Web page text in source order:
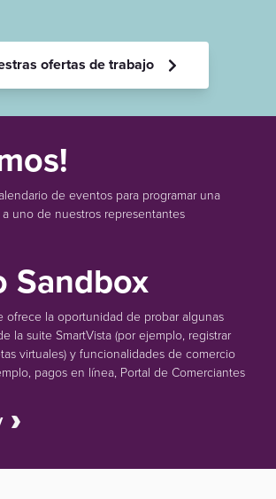
ofertas de trabajo
de eventos para programar una
uno de nuestros representantes
Sandbox
ofrece la oportunidad de probar algunas
la suite SmartVista (por ejemplo, registrar
virtuales) y funcionalidades de comercio
pagos en línea, Portal de Comerciantes